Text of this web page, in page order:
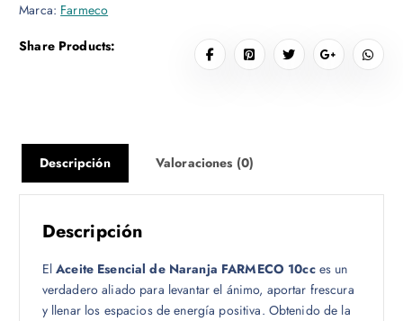
Marca: Farmeco
Share Products:
Descripción Valoraciones (0)
Descripción
ElAceite Esencial de Naranja FARMECO 10cces un
verdadero aliado para levantar el ánimo, aportar frescura
y llenar los espacios de energía positiva. Obtenido de la